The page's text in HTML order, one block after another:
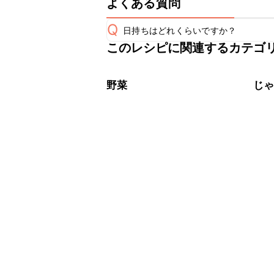
よくある質問
Q 日持ちはどれくらいですか？
保存期間は冷蔵で翌日中が目安です
※日持ちは目安です。
このレシピに関連するカテゴ
野菜 じ